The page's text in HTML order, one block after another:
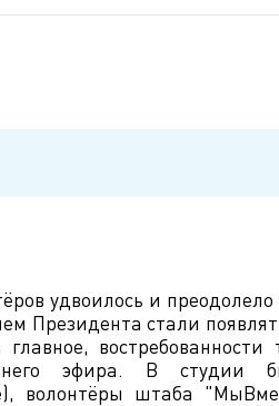
удвоилось и
Президента стали
востребованности
эфира. В студии
волонтёры штаба